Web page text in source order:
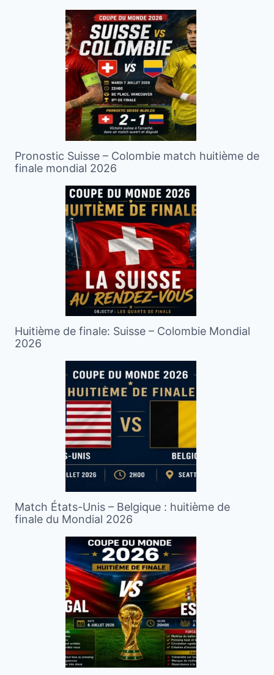
Pronostic Suisse – Colombie match huitième de
finale mondial 2026
Huitième de finale: Suisse – Colombie Mondial
2026
Match États-Unis – Belgique : huitième de
finale du Mondial 2026